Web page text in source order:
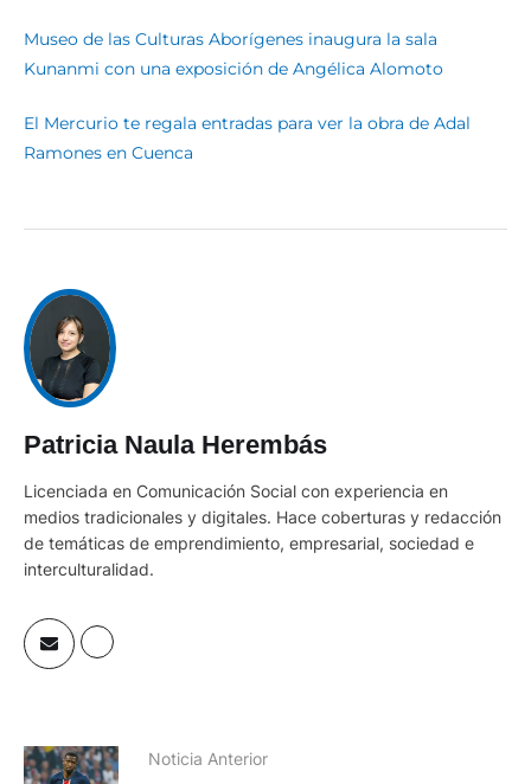
Museo de las Culturas Aborígenes inaugura la sala
Kunanmi con una exposición de Angélica Alomoto
El Mercurio te regala entradas para ver la obra de Adal
Ramones en Cuenca
Patricia Naula Herembás
Licenciada en Comunicación Social con experiencia en
medios tradicionales y digitales. Hace coberturas y redacción
de temáticas de emprendimiento, empresarial, sociedad e
interculturalidad.
Noticia Anterior